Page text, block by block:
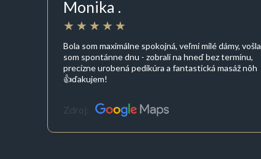
Monika .
Bola som maximálne spokojná, veľmi milé dámy, vošla
som spontánne dnu - zobrali na hneď bez termínu,
precízne urobená pedikúra a fantastická masáž nôh
👍ďakujem!
Zdroj: